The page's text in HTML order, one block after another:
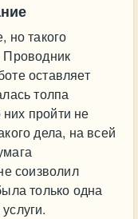
но такого
Проводник
оставляет
толпа
пройти не
дела, на всей
соизволил
только одна